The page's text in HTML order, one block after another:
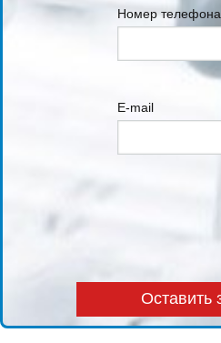
Номер телефона
E-mail